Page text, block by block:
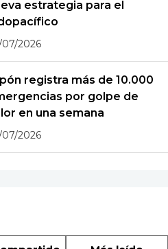
estrategia para el
2026
registra más de 10.000
por golpe de
en una semana
2026